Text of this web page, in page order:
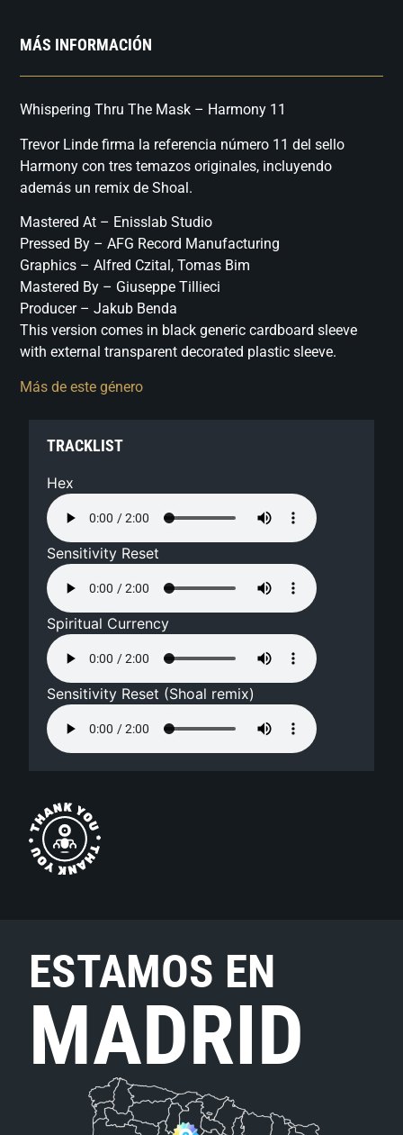
MÁS INFORMACIÓN
Whispering Thru The Mask – Harmony 11
Trevor Linde firma la referencia número 11 del sello
Harmony con tres temazos originales, incluyendo
además un remix de Shoal.
Mastered At – Enisslab Studio
Pressed By – AFG Record Manufacturing
Graphics – Alfred Czital, Tomas Bim
Mastered By – Giuseppe Tillieci
Producer – Jakub Benda
This version comes in black generic cardboard sleeve
with external transparent decorated plastic sleeve.
Más de este género
TRACKLIST
Hex
Sensitivity Reset
Spiritual Currency
Sensitivity Reset (Shoal remix)
ESTAMOS EN
MADRID